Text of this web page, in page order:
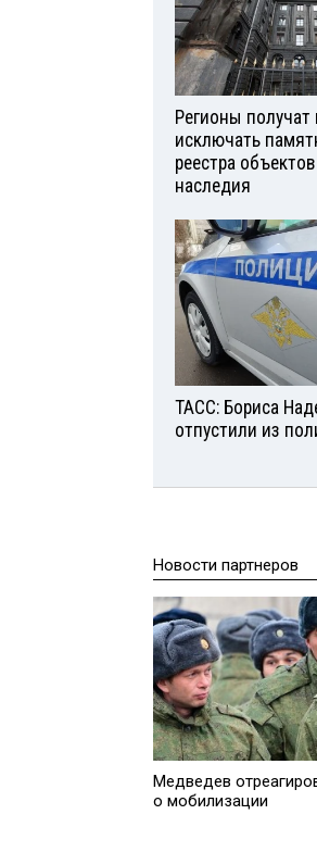
Регионы получат
исключать
реестра
наследия
ТАСС: Бориса
отпустили из
Новости партнеров
Медведев
о мобилизации